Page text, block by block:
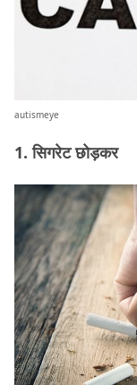
autismeye
1. सिगरेट छोड़कर